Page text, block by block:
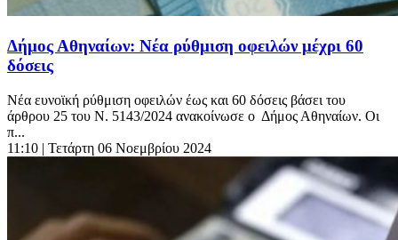
Δήμος Αθηναίων: Νέα ρύθμιση οφειλών μέχρι 60
δόσεις
Νέα ευνοϊκή ρύθμιση οφειλών έως και 60 δόσεις βάσει του
άρθρου 25 του Ν. 5143/2024 ανακοίνωσε ο Δήμος Αθηναίων. Οι
π...
11:10 | Τετάρτη 06 Νοεμβρίου 2024